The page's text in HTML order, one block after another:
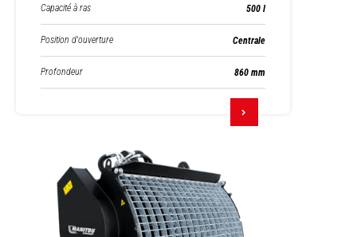
Capacité à ras 500 l
Position d'ouverture Centrale
Profondeur 860 mm